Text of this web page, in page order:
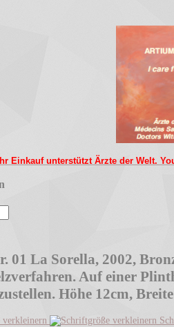
Ihr Einkauf unterstützt Ärzte der Welt.
01 La Sorella, 2002,
Auf einer
Höhe 12cm,